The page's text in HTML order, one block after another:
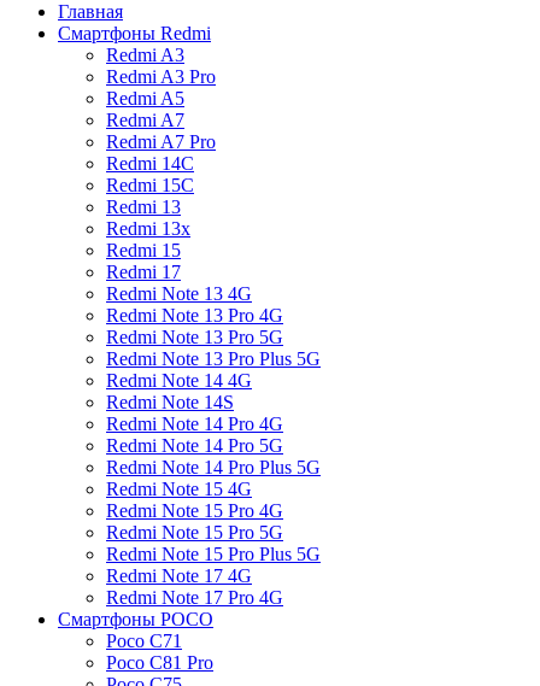
Главная
Смартфоны Redmi
Redmi A3
Redmi A3 Pro
Redmi A5
Redmi A7
Redmi A7 Pro
Redmi 14C
Redmi 15C
Redmi 13
Redmi 13x
Redmi 15
Redmi 17
Redmi Note 13 4G
Redmi Note 13 Pro 4G
Redmi Note 13 Pro 5G
Redmi Note 13 Pro Plus 5G
Redmi Note 14 4G
Redmi Note 14S
Redmi Note 14 Pro 4G
Redmi Note 14 Pro 5G
Redmi Note 14 Pro Plus 5G
Redmi Note 15 4G
Redmi Note 15 Pro 4G
Redmi Note 15 Pro 5G
Redmi Note 15 Pro Plus 5G
Redmi Note 17 4G
Redmi Note 17 Pro 4G
Смартфоны POCO
Poco C71
Poco C81 Pro